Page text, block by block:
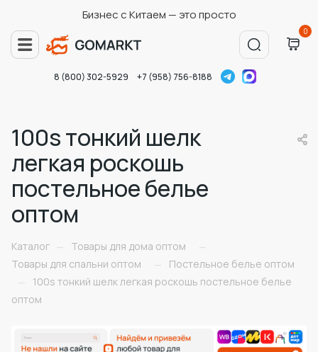
Бизнес с Китаем — это просто
0
8 (800) 302-5929 +7 (958) 756-8188
100s тонкий шелк
легкая роскошь
постельное белье
оптом
Каталог — Товары для дома оптом
—
Товары для спальни оптом
—
Постельное белье оптом
—
100s тонкий шелк легкая роскошь постельное белье
оптом